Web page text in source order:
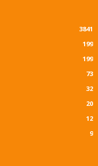
3841
199
199
73
32
20
12
9